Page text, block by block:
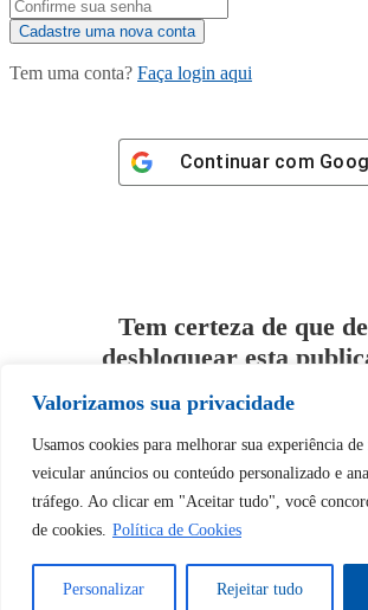
Valorizamos sua privacidade
Usamos cookies para melhorar sua experiência de
veicular anúncios ou conteúdo personalizado e
tráfego. Ao clicar em "Aceitar tudo", você
de cookies. Política de Cookies
Personalizar Rejeitar tudo
Tem uma conta? Faça login aqui
Continuar com
Tem certeza de que
desbloquear esta
Sim Não